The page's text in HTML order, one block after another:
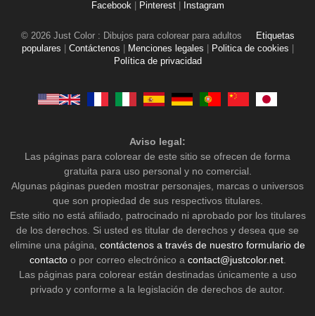
Facebook Pinterest Instagram
© 2026 Just Color : Dibujos para colorear para adultos
Etiquetas
populares
Contáctenos Menciones legales Politica de cookies
Política de privacidad
Aviso legal:
Las páginas para colorear de este sitio se ofrecen de forma
gratuita para uso personal y no comercial.
Algunas páginas pueden mostrar personajes, marcas o universos
que son propiedad de sus respectivos titulares.
Este sitio no está afiliado, patrocinado ni aprobado por los titulares
de los derechos. Si usted es titular de derechos y desea que se
elimine una página, contáctenos a través de nuestro formulario de
contactoo por correo electrónico a contact@justcolor.net.
Las páginas para colorear están destinadas únicamente a uso
privado y conforme a la legislación de derechos de autor.